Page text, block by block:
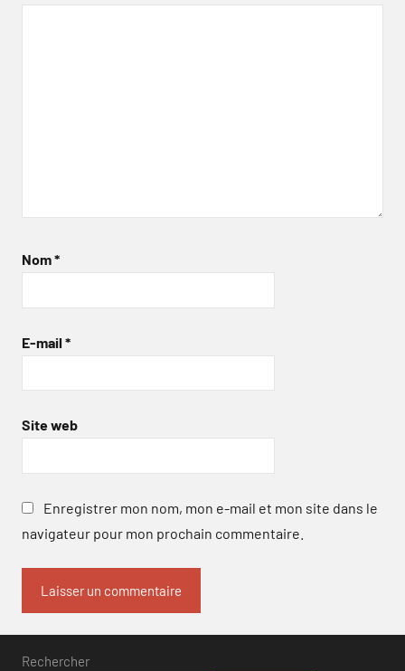
Nom*
E-mail *
Site web
Enregistrer mon nom, mon e-mail et mon site dans le
navigateur pour mon prochain commentaire.
Rechercher